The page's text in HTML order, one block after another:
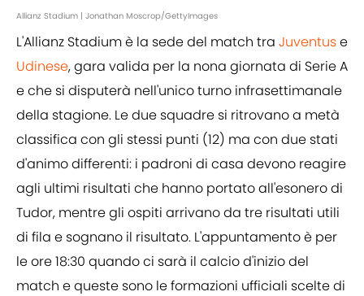
Allianz Stadium | Jonathan Moscrop/GettyImages
L'Allianz Stadium è la sede del match tra Juventuse
Udinese, gara valida per la nona giornata di Serie A
e che si disputerà nell'unico turno infrasettimanale
della stagione. Le due squadre si ritrovano a metà
classifica con gli stessi punti (12) ma con due stati
d'animo differenti: i padroni di casa devono reagire
agli ultimi risultati che hanno portato all'esonero di
Tudor, mentre gli ospiti arrivano da tre risultati utili
di fila e sognano il risultato. L'appuntamento è per
le ore 18:30 quando ci sarà il calcio d'inizio del
match e queste sono le formazioni ufficiali scelte di